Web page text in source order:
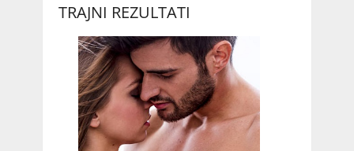
TRAJNI REZULTATI